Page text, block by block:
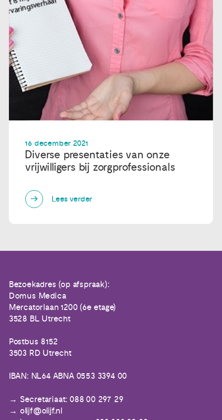
16 december 2021
Diverse presentaties van onze
vrijwilligers bij zorgprofessionals
Lees verder
Bezoekadres (op afspraak):
Domus Medica
Mercatorlaan 1200 (6e etage)
3528 BL Utrecht
Postbus 8152
3503 RD Utrecht
IBAN: NL64 ABNA 0553 3394 00
Secretariaat: 088 00 297 29
olijf@olijf.nl